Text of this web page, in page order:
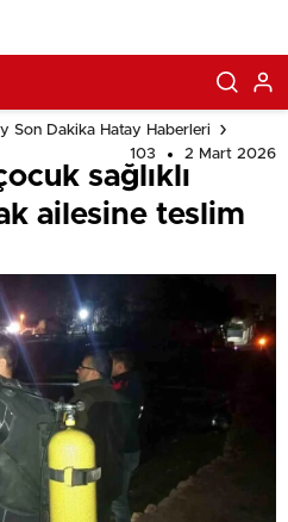
Son Dakika Hatay Haberleri
103
2 Mart 2026
sağlıklı
ailesine teslim